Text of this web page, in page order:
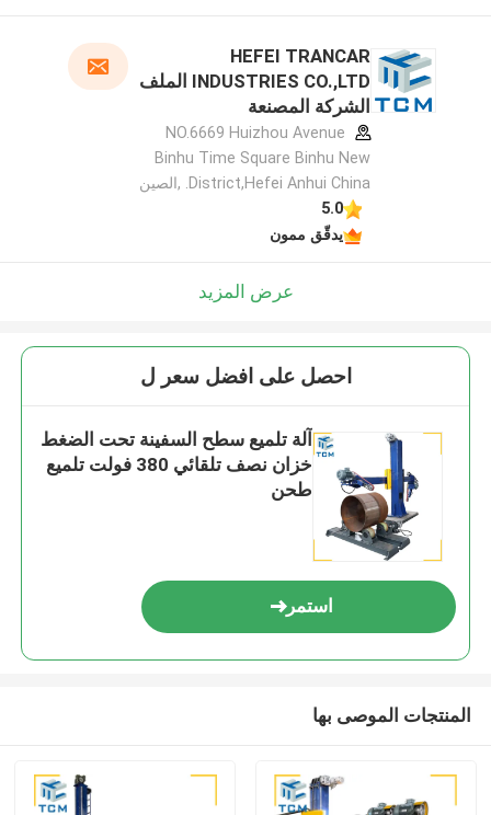
HEFEI TRANCAR
INDUSTRIES CO.,LTD الملف
الشركة المصنعة
NO.6669 Huizhou Avenue
Binhu Time Square Binhu New
District,Hefei Anhui China. ,الصين
5.0
يدقّق ممون
عرض المزيد
احصل على افضل سعر ل
آلة تلميع سطح السفينة تحت الضغط
خزان نصف تلقائي 380 فولت تلميع
طحن
استمر
المنتجات الموصى بها